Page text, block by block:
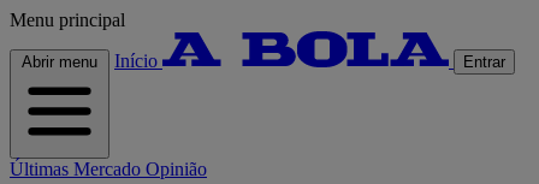
Menu principal
Abrir menu Início Entrar
Últimas Mercado Opinião